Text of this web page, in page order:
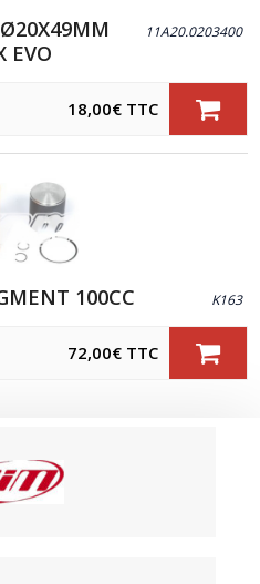
EVO
11A20.0203400
18,00€ TTC
100CC K163
72,00€ TTC